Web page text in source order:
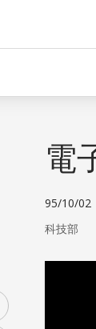
電
95/10/02
科技部